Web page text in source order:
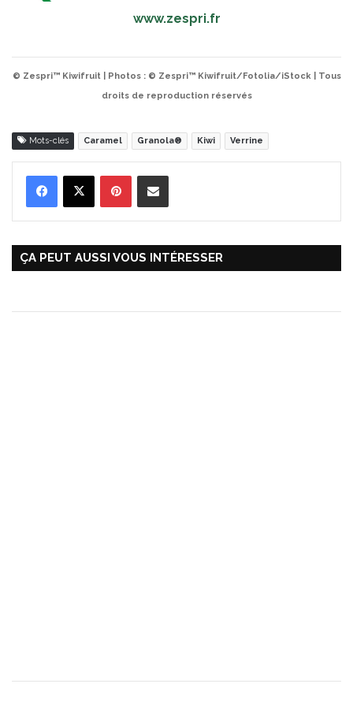
www.zespri.fr
© Zespri™ Kiwifruit | Photos : © Zespri™ Kiwifruit/Fotolia/iStock | Tous
droits de reproduction réservés
Mots-clés Caramel Granola® Kiwi Verrine
ÇA PEUT AUSSI VOUS INTÉRESSER